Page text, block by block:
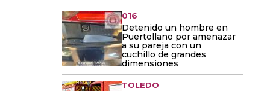
016
Detenido un hombre en
Puertollano por amenazar
a su pareja con un
cuchillo de grandes
dimensiones
TOLEDO